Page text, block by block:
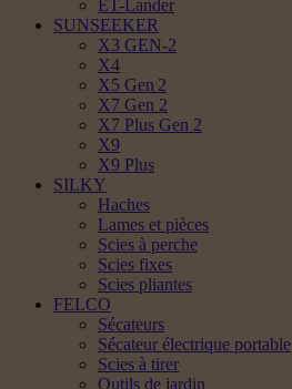
ET-Lander
SUNSEEKER
X3 GEN-2
X4
X5 Gen 2
X7 Gen 2
X7 Plus Gen 2
X9
X9 Plus
SILKY
Haches
Lames et pièces
Scies à perche
Scies fixes
Scies pliantes
FELCO
Sécateurs
Sécateur électrique portable
Scies à tirer
Outils de jardin